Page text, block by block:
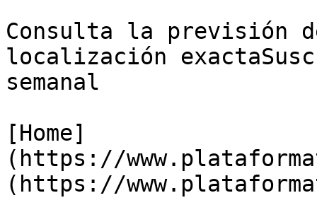
Consulta la previsión
localización
semanal
[Home]
(https://
(https://